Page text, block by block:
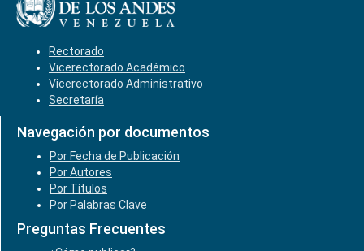
Rectorado
Vicerectorado Académico
Vicerectorado Administrativo
Secretaría
Navegación por documentos
Por Fecha de Publicación
Por Autores
Por Títulos
Por Palabras Clave
Preguntas Frecuentes